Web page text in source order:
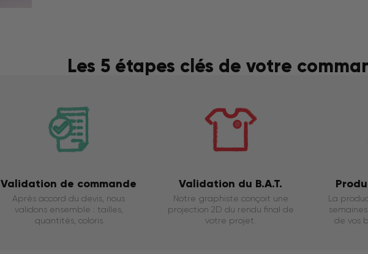
Les 5 étapes clés de votre
Validation de commande
Après accord du devis, nous
validons ensemble : tailles,
quantités, coloris.
Validation du B.A.T.
Notre graphiste conçoit une
projection 2D du rendu final de
votre projet.
La
de vos